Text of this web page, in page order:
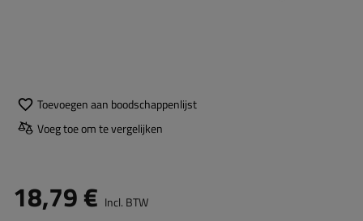
Toevoegen aan boodschappenlijst
Voeg toe om te vergelijken
18,79 € Incl. BTW